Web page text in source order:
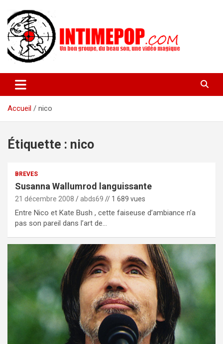
contenu
intimepop.com
actuelles pop rock, post-rock, indé sur Lyon. rock pop concert
lyon
Accueil
nico
Étiquette : nico
BREVES
Susanna Wallumrod languissante
21 décembre 2008 abds69 // 1 689 vues
Entre Nico et Kate Bush , cette faiseuse d’ambiance n’a
pas son pareil dans l’art de…